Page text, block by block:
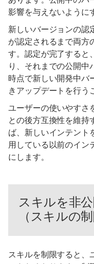
影響を与えないように
新しいバージョンの認
が認定されるまで両方
す。認定が完了すると
り、それまでの公開中
時点で新しい開発中バ
きアップデートを行う
ユーザーの使いやすさ
との後方互換性を維持
ば、新しいインテント
用している以前のイン
にします。
スキルを非
（スキルの制
スキルを制限すると、